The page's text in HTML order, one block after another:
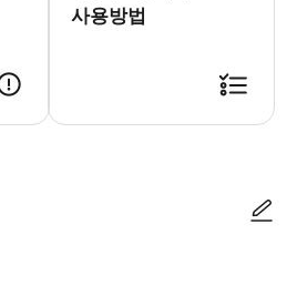
사용방법